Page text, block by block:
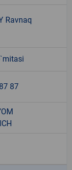
Ravnaq
87